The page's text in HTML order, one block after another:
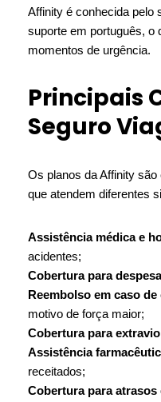
Affinity é conhecida pelo
suporte em português, o
momentos de urgência.
Principais
Seguro
Os planos da Affinity
que atendem diferentes
Assistência médica e
acidentes;
Cobertura para
Reembolso em caso
motivo de força maior;
Cobertura para
Assistência
receitados;
Cobertura para atrasos